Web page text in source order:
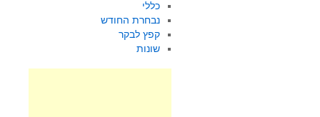
כללי
נבחרת החודש
קפץ לבקר
שונות